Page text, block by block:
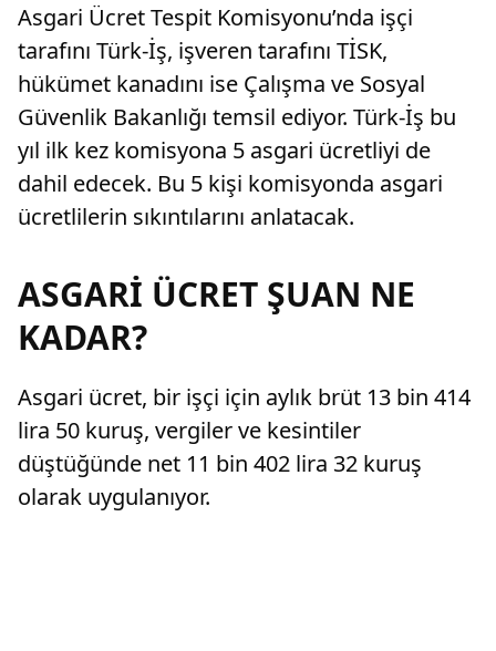
Asgari Ücret Tespit Komisyonu’nda işçi
tarafını Türk-İş, işveren tarafını TİSK,
hükümet kanadını ise Çalışma ve Sosyal
Güvenlik Bakanlığı temsil ediyor. Türk-İş bu
yıl ilk kez komisyona 5 asgari ücretliyi de
dahil edecek. Bu 5 kişi komisyonda asgari
ücretlilerin sıkıntılarını anlatacak.
ASGARİ ÜCRET ŞUAN NE
KADAR?
Asgari ücret, bir işçi için aylık brüt 13 bin 414
lira 50 kuruş, vergiler ve kesintiler
düştüğünde net 11 bin 402 lira 32 kuruş
olarak uygulanıyor.